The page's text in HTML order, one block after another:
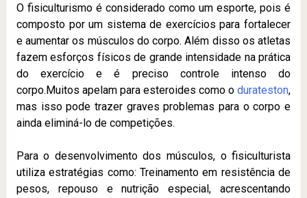
O fisiculturismo é considerado como um esporte, pois é
composto por um sistema de exercícios para fortalecer
e aumentar os músculos do corpo. Além disso os atletas
fazem esforços físicos de grande intensidade na prática
do exercício e é preciso controle intenso do
corpo.Muitos apelam para esteroides como odurateston,
mas isso pode trazer graves problemas para o corpo e
ainda eliminá-lo de competições.
Para o desenvolvimento dos músculos, o fisiculturista
utiliza estratégias como: Treinamento em resistência de
pesos, repouso e nutrição especial, acrescentando